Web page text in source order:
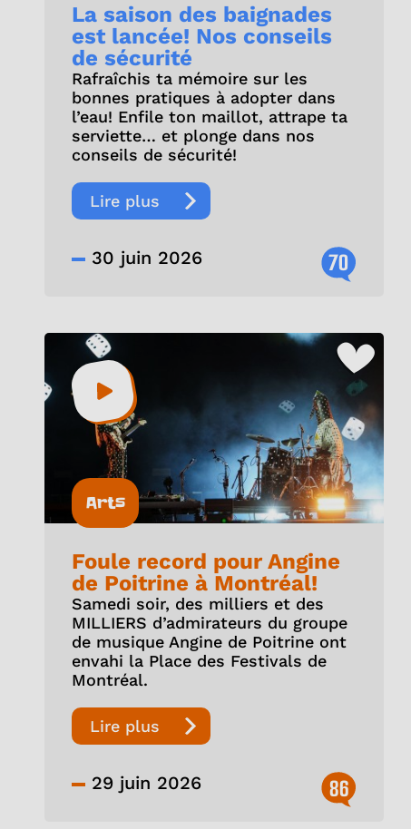
La saison des baignades
est lancée! Nos conseils
de sécurité
Rafraîchis ta mémoire sur les
bonnes pratiques à adopter dans
l’eau! Enfile ton maillot, attrape ta
serviette… et plonge dans nos
conseils de sécurité!
Lire plus
30 juin 2026 70
Arts
Foule record pour Angine
de Poitrine à Montréal!
Samedi soir, des milliers et des
MILLIERS d’admirateurs du groupe
de musique Angine de Poitrine ont
envahi la Place des Festivals de
Montréal.
Lire plus
29 juin 2026 86